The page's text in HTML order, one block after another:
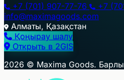
+7 (701) 907-77-76
+7
info@maximagoods.com
Алматы, Қазақстан
Қоңырау шалу
+
−
Открыть в 2GIS
2026 © Maxima Goods.